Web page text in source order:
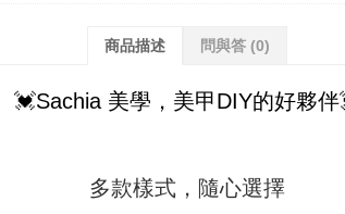
商品描述 問與答 (0)